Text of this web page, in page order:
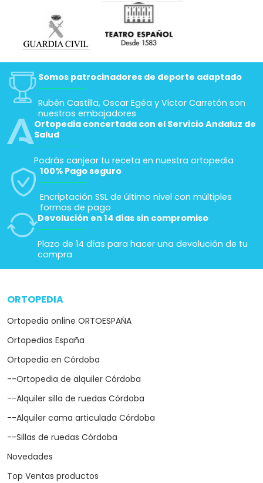
Somos patrocinadores de deporte adaptado
Rubén Castilla, Oscar Egéa y Victor Carretón son
nuestros embajadores
Ortopedia concertada con el Servicio Andaluz de
Salud
Podrás canjear tu receta en nuestra ortopedia
100% Pago seguro
Encriptación SSL de último nivel con múltiples
formas de pago
Devolución en 14 días sin compromiso
Plazo de 14 días para hacer una devolución de tu
compra
ORTOPEDIA
Ortopedia online ORTOESPAÑA
Ortopedias España
Ortopedia en Córdoba
--Ortopedia de alquiler Córdoba
--Alquiler silla de ruedas Córdoba
--Alquiler cama articulada Córdoba
--Sillas de ruedas Córdoba
Novedades
Top Ventas productos